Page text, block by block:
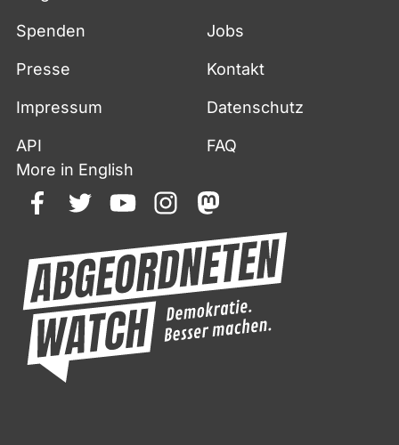
Spenden Jobs
Presse Kontakt
Impressum Datenschutz
API
FAQ
More in English
facebooktwitteryoutubeinstagrammastodon